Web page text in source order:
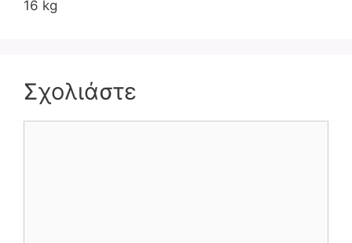
16 kg
Σχολιάστε